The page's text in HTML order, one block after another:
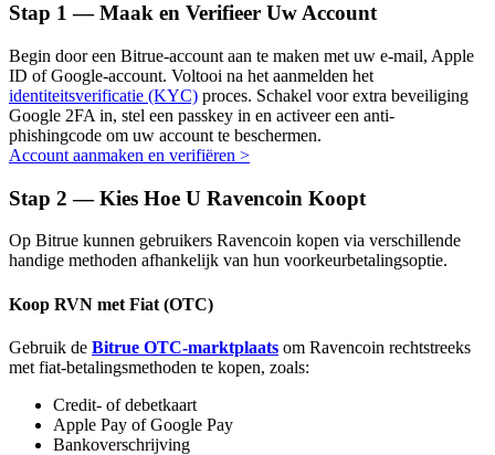
Leer staken
Meer informatie over het verdienen van passief inkomen
Bitrue
AI
Bitrue-partners
Stap 1 —Maak en Verifieer Uw Account
Begin door een Bitrue-account aan te maken met uw e-mail, Apple
ID of Google-account. Voltooi na het aanmelden het
identiteitsverificatie (KYC) proces. Schakel voor extra beveiliging
Google 2FA in, stel een passkey in en activeer een anti-
phishingcode om uw account te beschermen.
Account aanmaken en verifiëren >
Stap 2 — Kies Hoe U Ravencoin Koopt
Op Bitrue kunnen gebruikers Ravencoin kopen via verschillende
handige methoden afhankelijk van hun voorkeurbetalingsoptie.
Koop RVN met Fiat (OTC)
Gebruik de Bitrue OTC-marktplaats om Ravencoin rechtstreeks
met fiat-betalingsmethoden te kopen, zoals:
Credit- of debetkaart
Apple Pay of Google Pay
Bankoverschrijving